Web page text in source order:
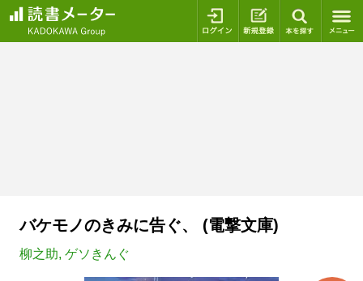
ログイン 新規登録
バケモノのきみに告ぐ、 (電撃文庫)
柳之助, ゲソきんぐ